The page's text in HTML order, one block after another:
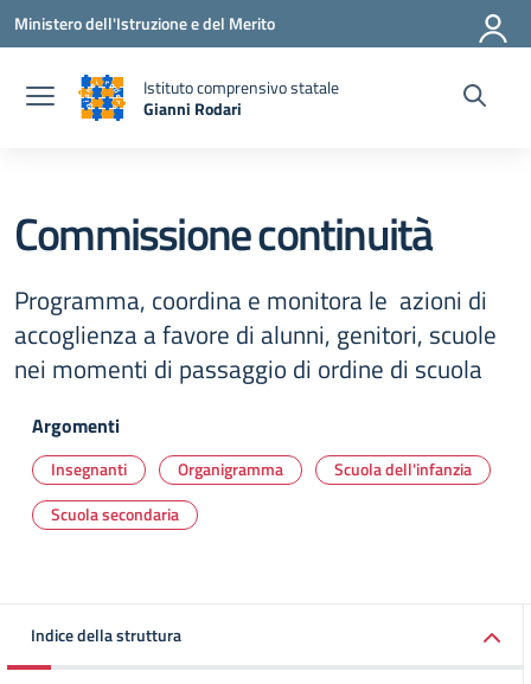
Vai ai contenuti
Vai al menu di navigazione
Vai al footer
Ministero dell'Istruzione e del Merito
Istituto comprensivo statale
Gianni Rodari
Commissione continuità
Programma, coordina e monitora le azioni di
accoglienza a favore di alunni, genitori, scuole
nei momenti di passaggio di ordine di scuola
Argomenti
Insegnanti Organigramma
Scuola dell'infanzia
Scuola secondaria
Indice della struttura